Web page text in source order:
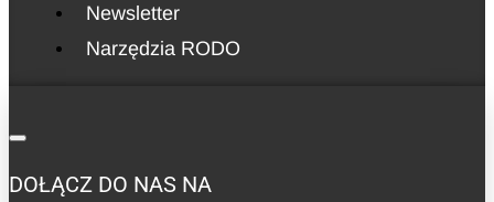
Newsletter
Narzędzia RODO
DOŁĄCZ DO NAS NA